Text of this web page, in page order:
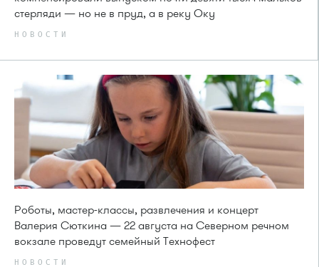
стерляди — но не в пруд, а в реку Оку
НОВОСТИ
Роботы, мастер-классы, развлечения и концерт
Валерия Сюткина — 22 августа на Северном речном
вокзале проведут семейный Технофест
НОВОСТИ